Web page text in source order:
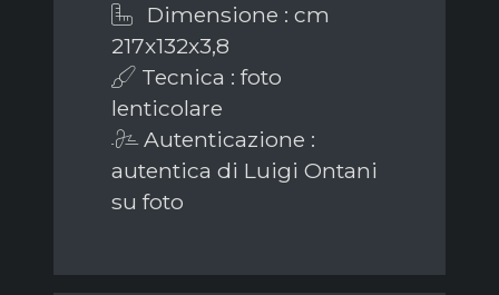
Dimensione : cm
217x132x3,8
Tecnica : foto
lenticolare
Autenticazione :
autentica di Luigi Ontani
su foto